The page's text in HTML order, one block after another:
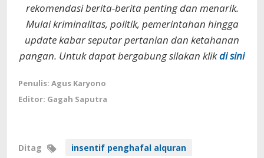
rekomendasi berita-berita penting dan menarik.
Mulai kriminalitas, politik, pemerintahan hingga
update kabar seputar pertanian dan ketahanan
pangan. Untuk dapat bergabung silakan klikdi sini
Penulis: Agus Karyono
Editor: Gagah Saputra
Ditag
insentif penghafal alquran